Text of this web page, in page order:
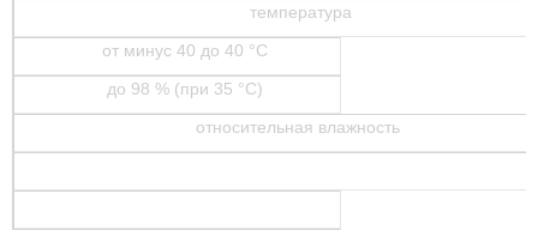
температура
от минус 40 до 40 °С
относительная влажность
до 98 % (при 35 °С)